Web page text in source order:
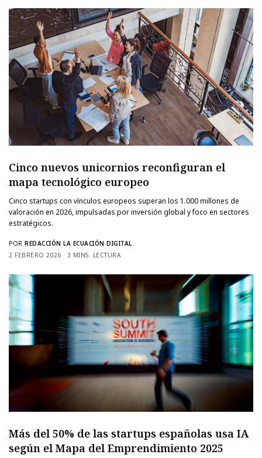
Cinco nuevos unicornios reconfiguran el
mapa tecnológico europeo
Cinco startups con vínculos europeos superan los 1.000 millones de
valoración en 2026, impulsadas por inversión global y foco en sectores
estratégicos.
POR REDACCIÓN LA ECUACIÓN DIGITAL
2 FEBRERO 2026
3 MINS. LECTURA
Más del 50% de las startups españolas usa IA
según el Mapa del Emprendimiento 2025